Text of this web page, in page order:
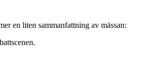
en liten sammanfattning av mässan: